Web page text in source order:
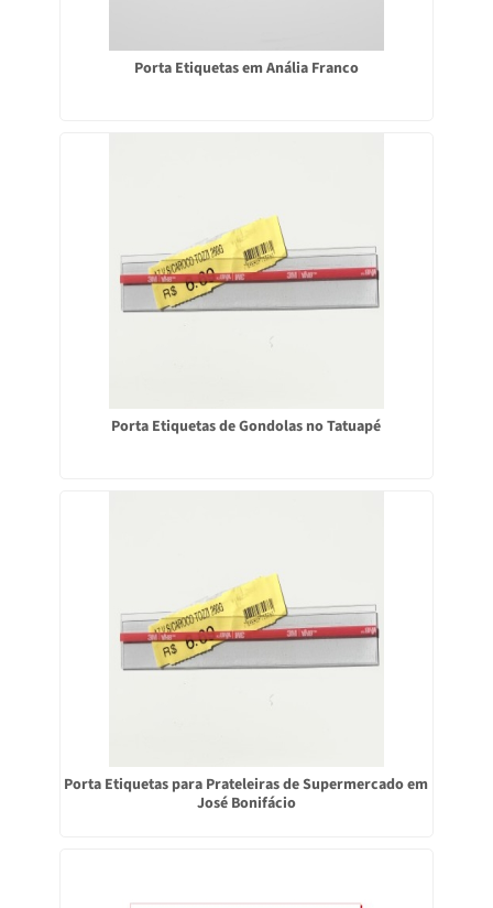
Porta Etiquetas em Anália Franco
Porta Etiquetas de Gondolas no Tatuapé
Porta Etiquetas para Prateleiras de Supermercado em
José Bonifácio